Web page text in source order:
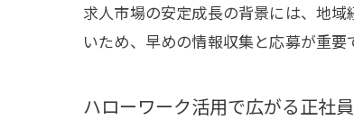
求人市場の安定成長の背景には、地
いため、早めの情報収集と応募が重
ハローワーク活用で広がる正社